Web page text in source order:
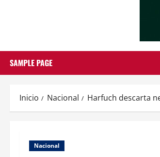
SAMPLE PAGE
Inicio Nacional Harfuch descarta
Nacional